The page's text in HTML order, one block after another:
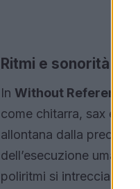
Ritmi e sonorità:
In Without References
come chitarra, sax e
allontana dalla
dell’esecuzione
poliritmi si intrecciano in